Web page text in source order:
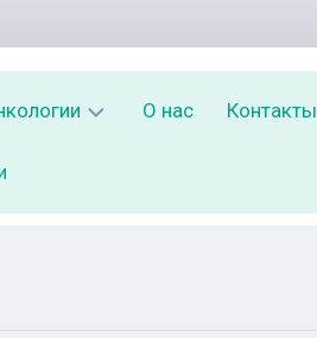
О нас Контакты